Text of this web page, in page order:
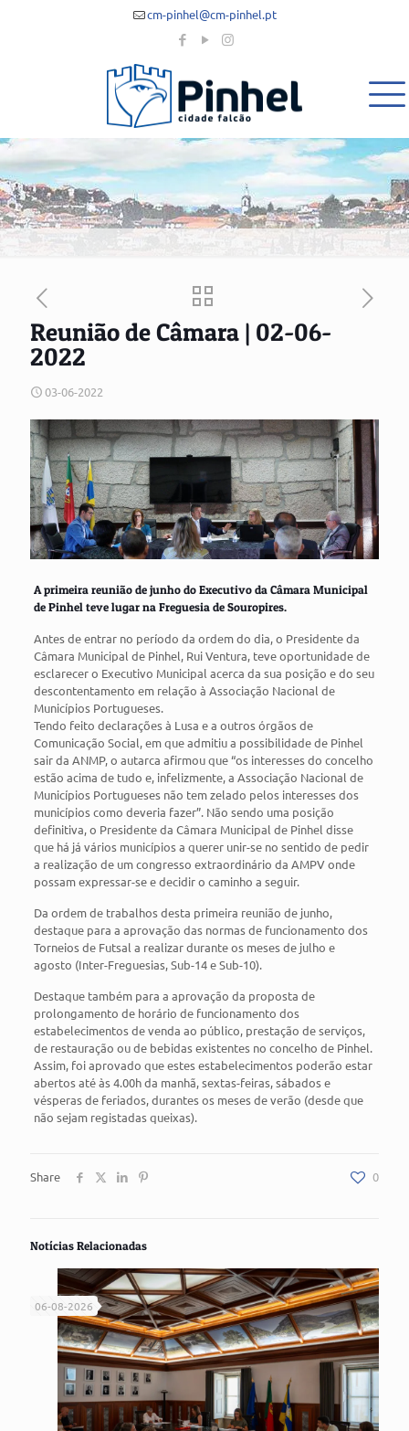
cm-pinhel@cm-pinhel.pt
Reunião de Câmara | 02-06-
2022
03-06-2022
A primeira reunião de junho do Executivo da Câmara Municipal
de Pinhel teve lugar na Freguesia de Souropires.
Antes de entrar no período da ordem do dia, o Presidente da
Câmara Municipal de Pinhel, Rui Ventura, teve oportunidade de
esclarecer o Executivo Municipal acerca da sua posição e do seu
descontentamento em relação à Associação Nacional de
Municípios Portugueses.
Tendo feito declarações à Lusa e a outros órgãos de
Comunicação Social, em que admitiu a possibilidade de Pinhel
sair da ANMP, o autarca afirmou que “os interesses do concelho
estão acima de tudo e, infelizmente, a Associação Nacional de
Municípios Portugueses não tem zelado pelos interesses dos
municípios como deveria fazer”. Não sendo uma posição
definitiva, o Presidente da Câmara Municipal de Pinhel disse
que há já vários municípios a querer unir-se no sentido de pedir
a realização de um congresso extraordinário da AMPV onde
possam expressar-se e decidir o caminho a seguir.
Da ordem de trabalhos desta primeira reunião de junho,
destaque para a aprovação das normas de funcionamento dos
Torneios de Futsal a realizar durante os meses de julho e
agosto (Inter-Freguesias, Sub-14 e Sub-10).
Destaque também para a aprovação da proposta de
prolongamento de horário de funcionamento dos
estabelecimentos de venda ao público, prestação de serviços,
de restauração ou de bebidas existentes no concelho de Pinhel.
Assim, foi aprovado que estes estabelecimentos poderão estar
abertos até às 4.00h da manhã, sextas-feiras, sábados e
vésperas de feriados, durantes os meses de verão (desde que
não sejam registadas queixas).
Share 0
Notícias Relacionadas
06-08-2026